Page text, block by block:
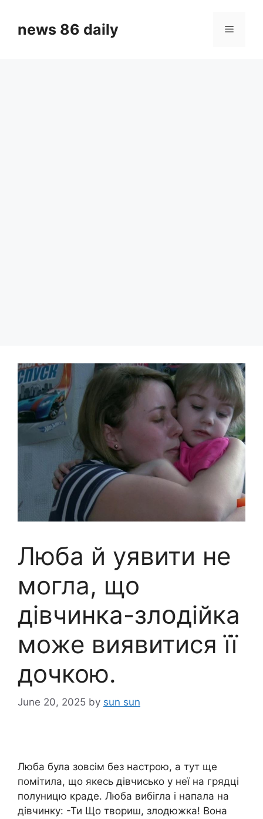
contentnews 86 daily Menu
Люба й уявити не
могла, що
дівчинка-злօдійка
може виявитися її
дочкою.
June 20, 2025 by sun sun
Люба була зовсім без настрою, а тут ще
помітила, що якесь дівчисько у неї на грядці
полуницю кpaде. Люба вибігла і напала на
дівчинку: -Ти Що твориш, злoдюжка! Вона